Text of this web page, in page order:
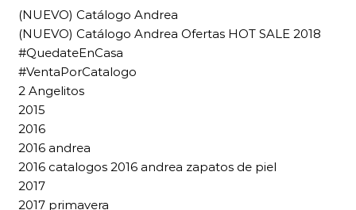
(NUEVO) Catálogo Andrea
(NUEVO) Catálogo Andrea Ofertas HOT SALE 2018
#QuedateEnCasa
#VentaPorCatalogo
2 Angelitos
2015
2016
2016 andrea
2016 catalogos 2016 andrea zapatos de piel
2017
2017 primavera